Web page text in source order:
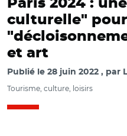
Paris 2024 :
culturelle"
et art
Publié le 28 juin 2022 par
Tourisme, culture, loisirs